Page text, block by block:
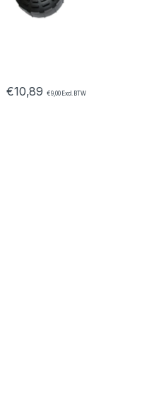
€10,89 €9,00Excl. BTW